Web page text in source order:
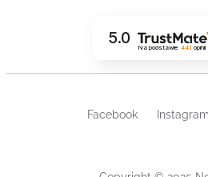
5.0
Na podstawie 441 opinii
Facebook Instagram